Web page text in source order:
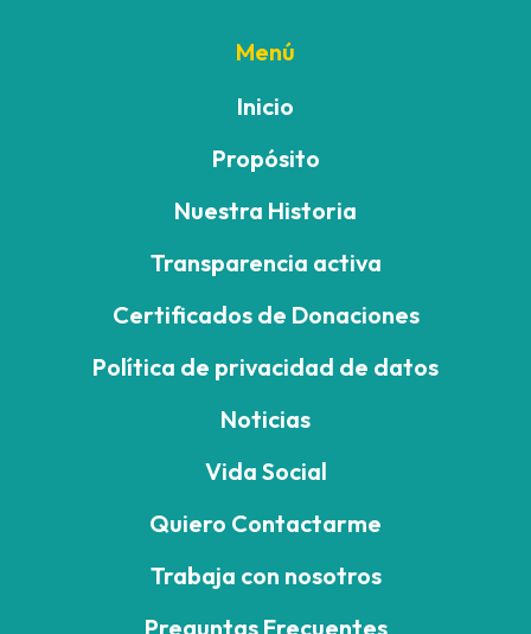
Menú
Inicio
Propósito
Nuestra Historia
Transparencia activa
Certificados de Donaciones
Política de privacidad de datos
Noticias
Vida Social
Quiero Contactarme
Trabaja con nosotros
Preguntas Frecuentes